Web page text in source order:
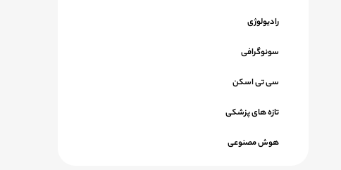
رادیولوژی
سونوگرافی
سی تی اسکن
تازه های پزشکی
هوش مصنوعی